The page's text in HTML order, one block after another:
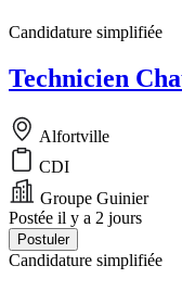
Candidature simplifiée
Technicien
Alfortville
CDI
Groupe Guinier
Postée il y a 2 jours
Postuler
Candidature simplifiée